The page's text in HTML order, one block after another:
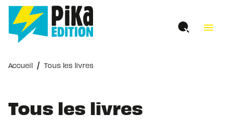
MENU RECHERCHE
PIED DE PAGE
menu
Accueil / Tous les livres
Tous les livres